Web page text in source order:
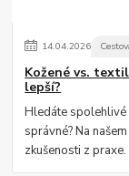
14.04.2026
Kožené vs.
lepší?
Hledáte spolehlivé
správné? Na
zkušenosti z